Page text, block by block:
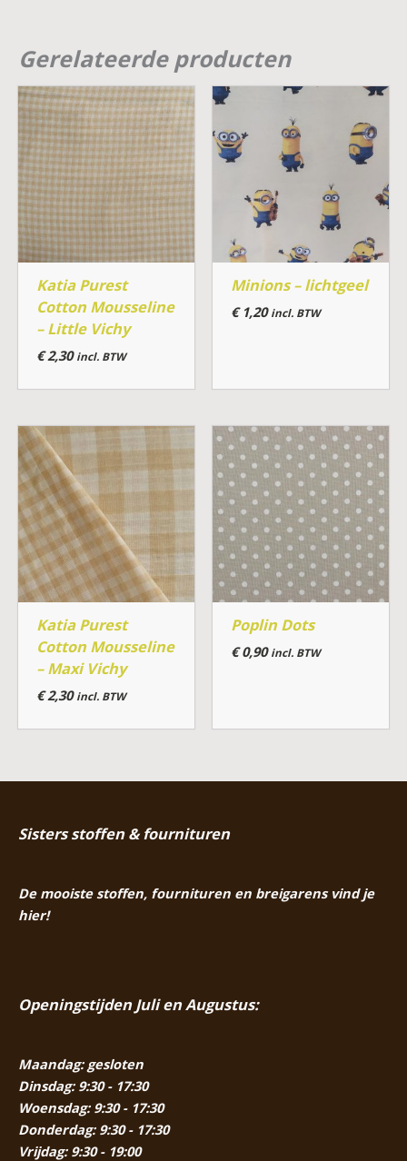
Gerelateerde producten
Katia Purest
Cotton Mousseline
– Little Vichy
€2,30 incl. BTW
Minions – lichtgeel
€1,20 incl. BTW
Katia Purest
Cotton Mousseline
– Maxi Vichy
€2,30 incl. BTW
Poplin Dots
€0,90 incl. BTW
Sisters stoffen & fournituren
De mooiste stoffen, fournituren en breigarens vind je
hier!
Openingstijden Juli en Augustus:
Maandag: gesloten
Dinsdag: 9:30 - 17:30
Woensdag: 9:30 - 17:30
Donderdag: 9:30 - 17:30
Vrijdag: 9:30 - 19:00